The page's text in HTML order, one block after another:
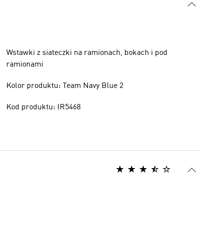
Wstawki z siateczki na ramionach, bokach i pod
ramionami
Kolor produktu: Team Navy Blue 2
Kod produktu: IR5468